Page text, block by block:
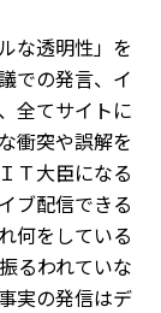
な透明性」を
での発言、イ
全てサイトに
衝突や誤解を
Ｔ大臣になる
ブ配信できる
何をしている
るわれていな
実の発信はデ